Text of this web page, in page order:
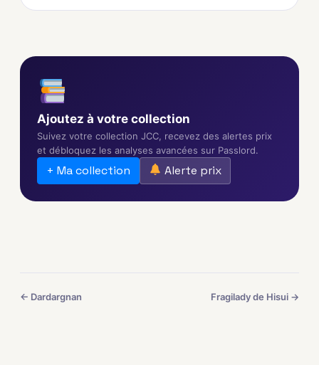
Ajoutez à votre collection
Suivez votre collection JCC, recevez des alertes prix
et débloquez les analyses avancées sur Passlord.
+ Ma collection Alerte prix
← Dardargnan Fragilady de Hisui →